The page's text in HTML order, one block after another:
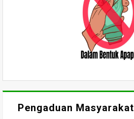
Pengaduan Masyarakat